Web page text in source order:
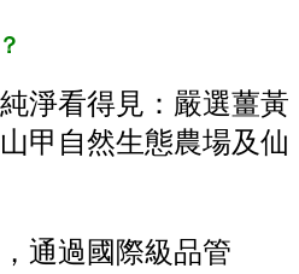
淨看得見：嚴選薑黃
甲自然生態農場及仙
通過國際級品管